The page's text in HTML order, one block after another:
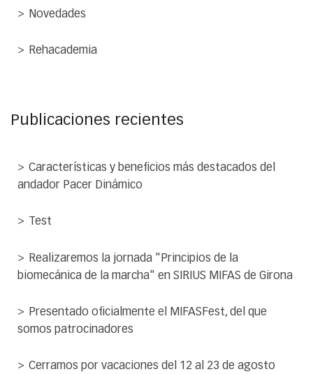
Novedades
Rehacademia
Publicaciones recientes
Características y beneficios más destacados del
andador Pacer Dinámico
Test
Realizaremos la jornada "Principios de la
biomecánica de la marcha" en SIRIUS MIFAS de Girona
Presentado oficialmente el MIFASFest, del que
somos patrocinadores
Cerramos por vacaciones del 12 al 23 de agosto